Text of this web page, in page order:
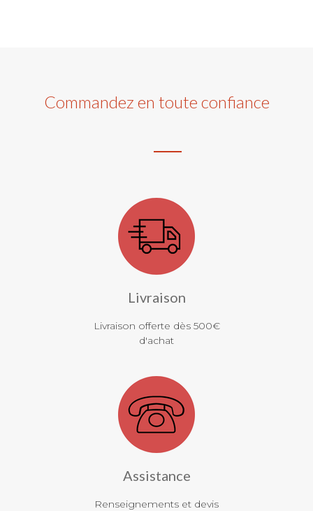
Commandez en toute confiance
Livraison
Livraison offerte dès 500€
d'achat
Assistance
Renseignements et devis